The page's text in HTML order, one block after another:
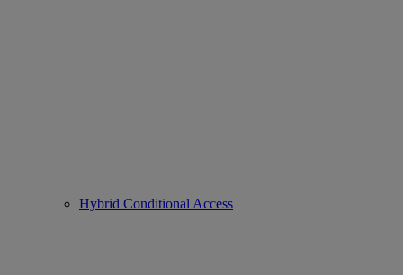
Hybrid Conditional Access